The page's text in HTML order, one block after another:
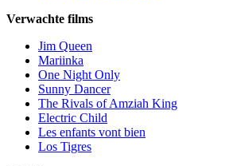
Verwachte films
Jim Queen
Mariinka
One Night Only
Sunny Dancer
The Rivals of Amziah King
Electric Child
Les enfants vont bien
Los Tigres